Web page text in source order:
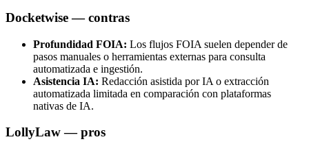
Docketwise — contras
Profundidad FOIA: Los flujos FOIA suelen depender de
pasos manuales o herramientas externas para consulta
automatizada e ingestión.
Asistencia IA: Redacción asistida por IA o extracción
automatizada limitada en comparación con plataformas
nativas de IA.
LollyLaw — pros